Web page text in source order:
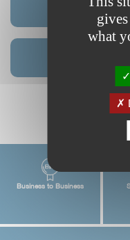
Business to Business
what